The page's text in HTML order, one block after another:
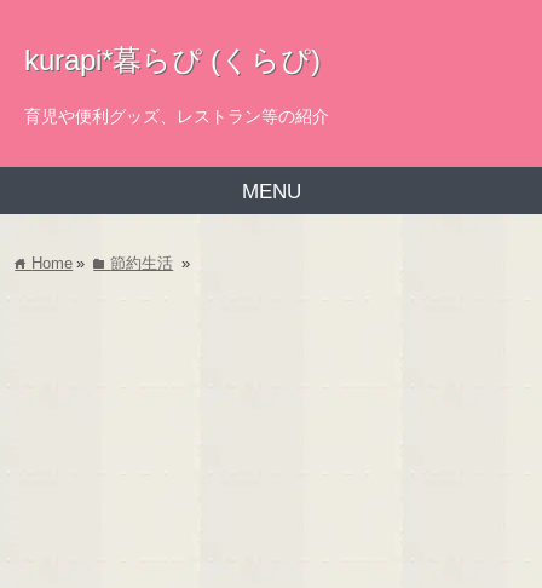
kurapi*暮らぴ (くらぴ)
育児や便利グッズ、レストラン等の紹介
MENU
home Home » folder節約生活 »